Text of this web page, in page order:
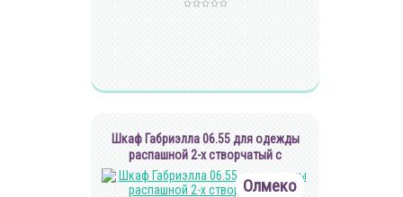
Шкаф Габриэлла 06.55 для одежды
распашной 2-х створчатый с
зеркалом
Олмеко